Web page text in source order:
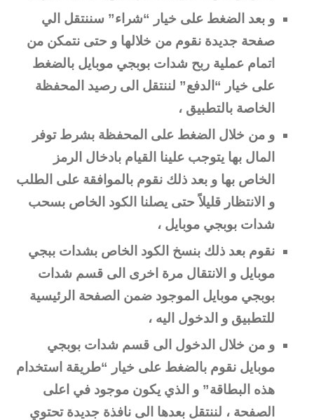
و بعد الضغط على خيار “شراء” سننتقل الي
صفحة جديدة نقوم من خلالها و حتى نتمكن من
اتمام عملية ربح شدات بوبجي موبايل بالضغط
على خيار “الدفع” لننتقل الى رصيد المحفظة
الخاصة بالتطبيق ،
و من خلال الضغط على المحفظة بشرط توفر
المال بها يتوجب علينا القيام بادخال الرمز
الخاص بها و بعد ذلك نقوم بالموافقة على الطلب
و الانتظار قليلاً حتى يصلنا الكود الخاص بسحب
شدات بوبجي موبايل ،
نقوم بعد ذلك بنسخ الكود الخاص بشدات ببجي
موبايل و الانتقال مرة اخرى الى قسم شدات
بوبجي موبايل الموجود ضمن الصفحة الرئيسية
للتطبيق و الدخول اليه ،
و من خلال الدخول الى قسم شدات بوبجي
موبايل نقوم بالضغط على خيار “طريقة استخدام
هذه البطاقة” و الذي يكون موجود في اعلى
الصفحة ، لننتقل بعدها الى نافذة جديدة تحتوي